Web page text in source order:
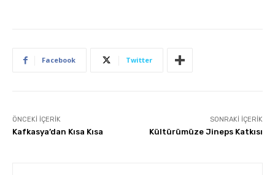
Facebook Twitter
ÖNCEKI İÇERIK
Kafkasya’dan Kısa Kısa
SONRAKI İÇERIK
Kültürümüze Jineps Katkısı